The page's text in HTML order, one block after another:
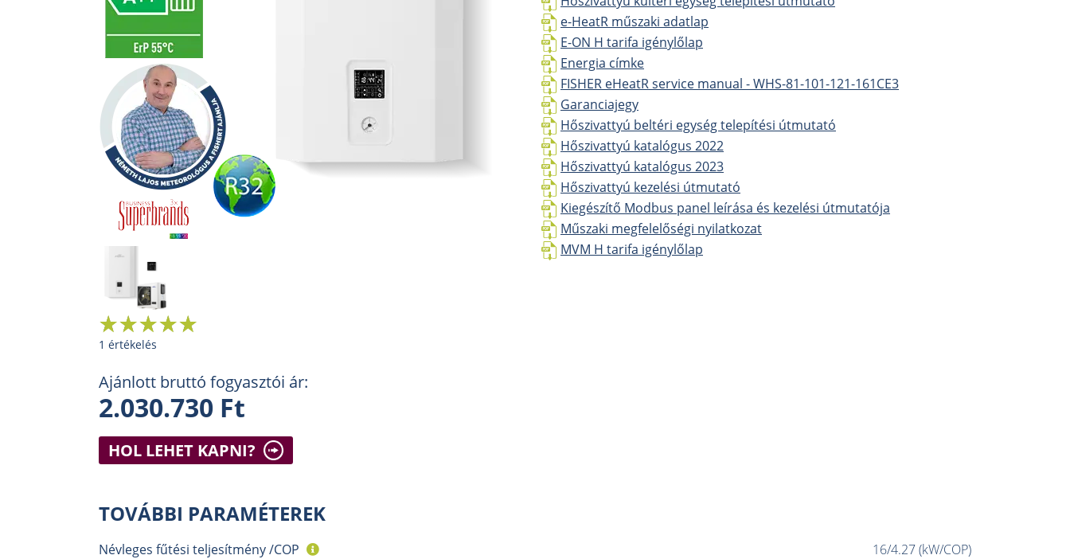
1 értékelés
Ajánlott bruttó fogyasztói ár:
2.030.730 Ft
HOL LEHET KAPNI?
e-HeatR műszaki adatlap
E-ON H tarifa igénylőlap
Energia címke
FISHER eHeatR service manual - WHS-81-101-121-161CE3
Garanciajegy
Hőszivattyú beltéri egység telepítési útmutató
Hőszivattyú katalógus 2022
Hőszivattyú katalógus 2023
Hőszivattyú kezelési útmutató
Kiegészítő Modbus panel leírása és kezelési útmutatója
Műszaki megfelelőségi nyilatkozat
MVM H tarifa igénylőlap
TOVÁBBI PARAMÉTEREK
Névleges fűtési teljesítmény /COP 16/4.27 (kW/COP)